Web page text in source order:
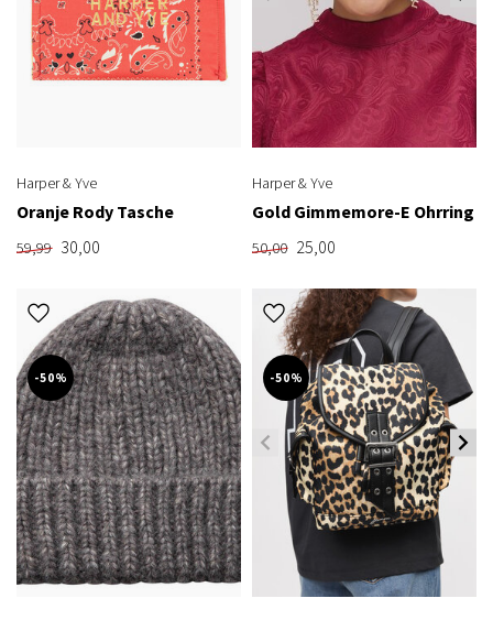
Harper & Yve
Oranje Rody Tasche
59,99 30,00
Harper & Yve
Gold Gimmemore-E Ohrring
50,00 25,00
-50% -50%